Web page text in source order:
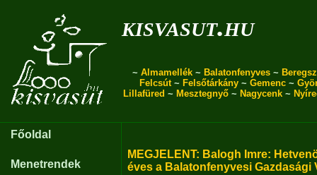
kisvasut.hu
~ Almamellék ~ Balatonfenyves ~
Felcsút~ Felsőtárkány ~ Gemenc ~
Lillafüred ~ Mesztegnyő ~ Nagycenk ~
Főoldal
Menetrendek
MEGJELENT: Balogh Imre:
éves a Balatonfenyvesi Gazdasági